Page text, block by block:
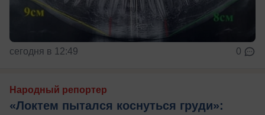
сегодня в 12:49 0
Народный репортер
«Локтем пытался коснуться груди»: